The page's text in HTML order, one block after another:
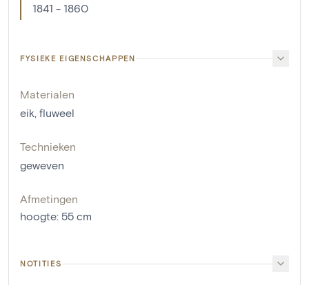
1841 - 1860
FYSIEKE EIGENSCHAPPEN
Materialen
eik, fluweel
Technieken
geweven
Afmetingen
hoogte: 55 cm
NOTITIES